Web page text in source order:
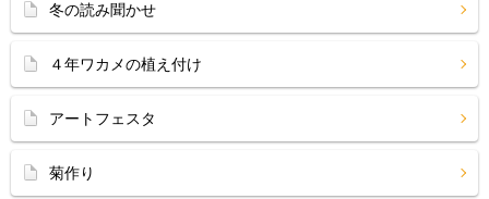
冬の読み聞かせ
４年ワカメの植え付け
アートフェスタ
菊作り